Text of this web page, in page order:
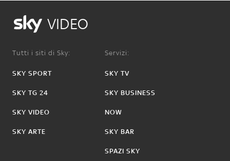
VIDEO
Tutti i siti di Sky:
SKY SPORT
SKY TG 24
SKY VIDEO
SKY ARTE
Servizi:
SKY TV
SKY BUSINESS
NOW
SKY BAR
SPAZI SKY